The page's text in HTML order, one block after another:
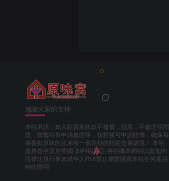
感謝大家的支持
本站承諾：如入駐賣家收款不發貨，拉黑，不處理等問
題，聯繫站長申請處理等，核對後可申請賠償，確保每
個喜歡原味的兄弟有一個良好的社區交易環境！ 本站
服務器坐落於美國-加利福尼亞-洛杉磯本網站以當地的
法律法規行事未成年人R18禁止瀏覽購買本站任何產品
特此聲明